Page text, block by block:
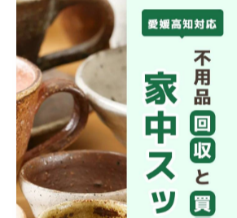
We are sincerely looking forward to
#リサイクル
#環境保護
#バッテリー
#ポンコツ屋
#持ち込み歓迎